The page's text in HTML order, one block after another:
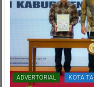
ADVERTORIAL KOTA